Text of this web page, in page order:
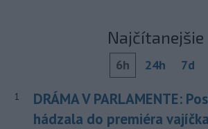
Najčítanejšie
6h 24h 7d
1
DRÁMA V PARLAMENTE:
hádzala do premiéra vajíčka